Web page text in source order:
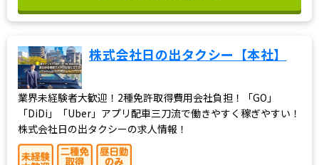
株式会社日の出タクシー【本社】
業界未経験者大歓迎！2種免許取得費用会社負担！「GO」
「DiDi」「Uber」アプリ配車三刀流で働きやすく稼ぎやすい！
株式会社日の出タクシーの求人情報！